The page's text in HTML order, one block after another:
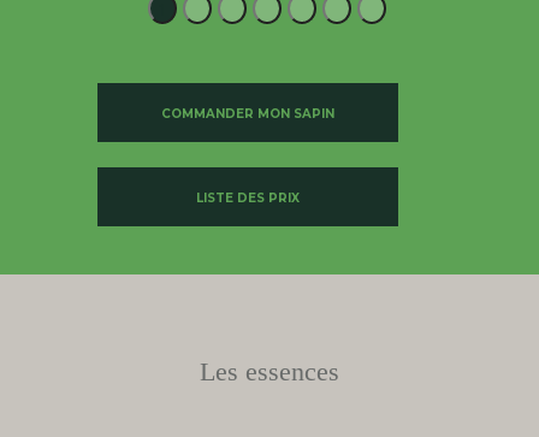
COMMANDER MON SAPIN
LISTE DES PRIX
Les essences